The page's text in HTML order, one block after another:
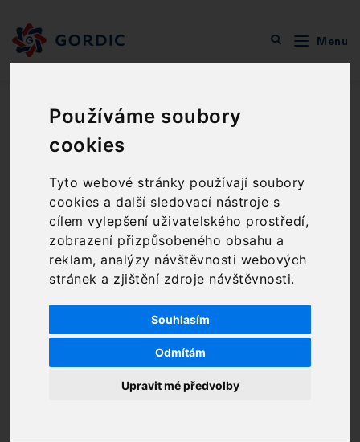
Používáme soubory
cookies
Tyto webové stránky používají soubory
cookies a další sledovací nástroje s
cílem vylepšení uživatelského prostředí,
zobrazení přizpůsobeného obsahu a
reklam, analýzy návštěvnosti webových
stránek a zjištění zdroje návštěvnosti.
Souhlasím
Odmítám
Upravit mé předvolby
Menu
Pomáháme studentům
připravit se na trh práce
1 min čtení 22. 11. 2024